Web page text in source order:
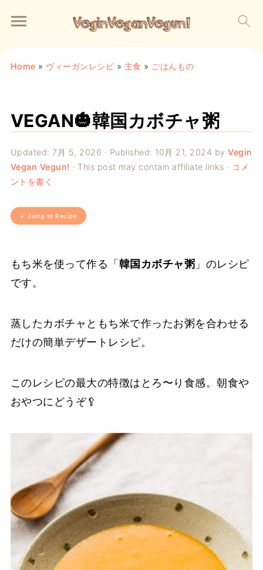
Home » ヴィーガンレシピ » 主食 » ごはんもの
VEGAN🎃韓国カボチャ粥
Updated: 7月 5, 2026 · Published: 10月 21, 2024 byVegin
Vegan Vegun! · This post may contain affiliate links · コメ
ントを書く
↓ Jump to Recipe
もち米を使って作る「 韓国カボチャ粥 」のレシピ
です。
蒸したカボチャともち米で作ったお粥を合わせる
だけの簡単デザートレシピ。
このレシピの最大の特徴はとろ〜り食感。朝食や
おやつにどうぞ🥄